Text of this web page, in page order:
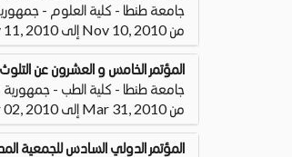
جامعة طنطا - كلية العلوم -
من Nov 10, 2010 إلى Nov 11, 2010
المؤتمر الخامس و العشرون عن
جامعة طنطا - كلية الطب - جمهورية
من Mar 31, 2010 إلى Apr 02, 2010
المؤتمر الدولي السادس للجمعية